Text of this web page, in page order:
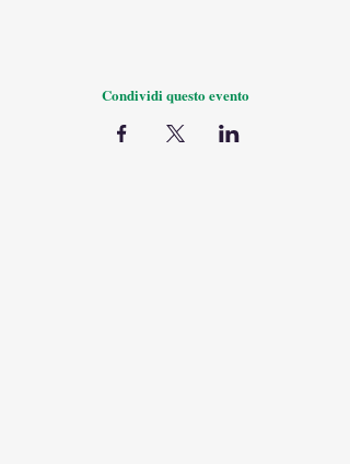
Condividi questo evento